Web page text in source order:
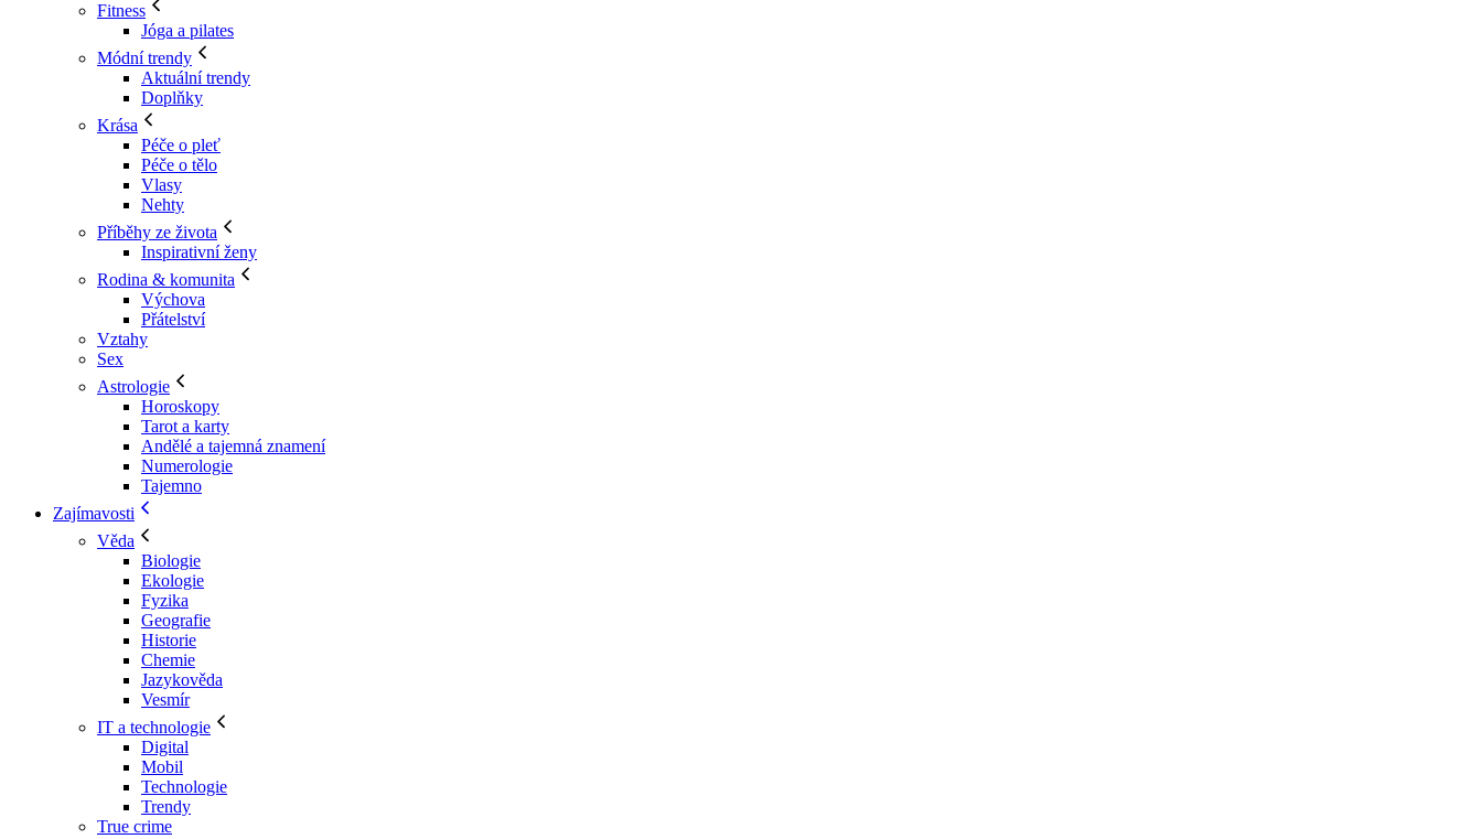
Fitness
Jóga a pilates
Módní trendy
Aktuální trendy
Doplňky
Krása
Péče o pleť
Péče o tělo
Vlasy
Nehty
Příběhy ze života
Inspirativní ženy
Rodina & komunita
Výchova
Přátelství
Vztahy
Sex
Astrologie
Horoskopy
Tarot a karty
Andělé a tajemná znamení
Numerologie
Tajemno
Zajímavosti
Věda
Biologie
Ekologie
Fyzika
Geografie
Historie
Chemie
Jazykověda
Vesmír
IT a technologie
Digital
Mobil
Technologie
Trendy
True crime